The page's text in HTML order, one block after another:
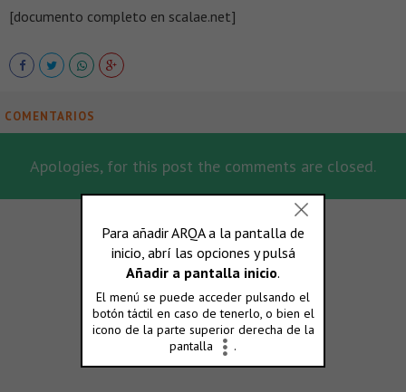
[documento completo en scalae.net]
COMENTARIOS
Apologies, for this post the comments are closed.